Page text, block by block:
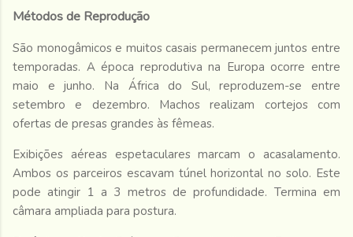
Métodos de Reprodução
São monogâmicos e muitos casais permanecem juntos entre
temporadas. A época reprodutiva na Europa ocorre entre
maio e junho. Na África do Sul, reproduzem-se entre
setembro e dezembro. Machos realizam cortejos com
ofertas de presas grandes às fêmeas.
Exibições aéreas espetaculares marcam o acasalamento.
Ambos os parceiros escavam túnel horizontal no solo. Este
pode atingir 1 a 3 metros de profundidade. Termina em
câmara ampliada para postura.